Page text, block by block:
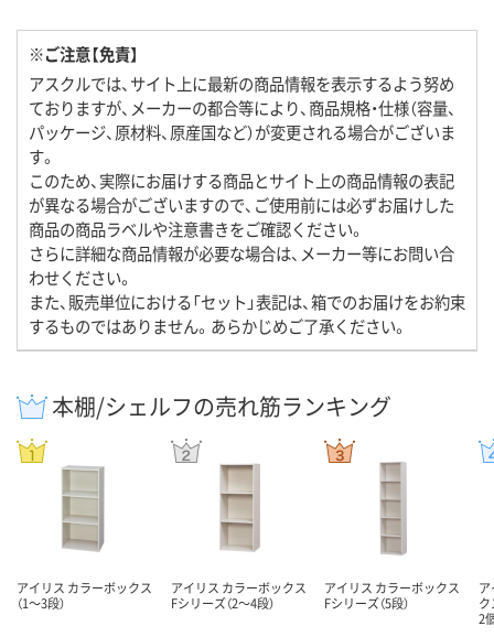
※ご注意【免責】
アスクルでは、サイト上に最新の商品情報を表示するよう努め
ておりますが、メーカーの都合等により、商品規格・仕様（容量、
パッケージ、原材料、原産国など）が変更される場合がございま
す。
このため、実際にお届けする商品とサイト上の商品情報の表記
が異なる場合がございますので、ご使用前には必ずお届けした
商品の商品ラベルや注意書きをご確認ください。
さらに詳細な商品情報が必要な場合は、メーカー等にお問い合
わせください。
また、販売単位における「セット」表記は、箱でのお届けをお約束
するものではありません。あらかじめご了承ください。
本棚/シェルフの売れ筋ランキング
アイリス カラーボックス
（1～3段）
アイリス カラーボックス
Fシリーズ（2～4段）
アイリス カラーボックス
Fシリーズ（5段）
2